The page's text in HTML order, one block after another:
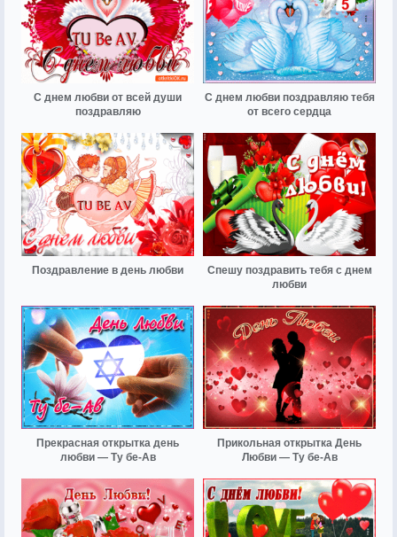
С днем любви от всей души
поздравляю
С днем любви поздравляю тебя
от всего сердца
Поздравление в день любви
Спешу поздравить тебя с днем
любви
Прекрасная открытка день
любви — Ту бе-Ав
Прикольная открытка День
Любви — Ту бе-Ав